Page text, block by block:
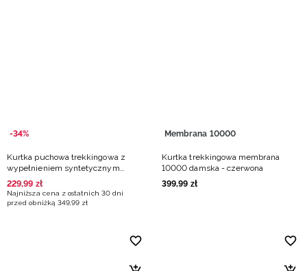
-34%
Kurtka puchowa trekkingowa z
wypełnieniem syntetycznym
damska - czerwona
229,99 zł
Najniższa cena z ostatnich 30 dni
przed obniżką 349,99 zł
Membrana 10000
Kurtka trekkingowa membrana
10000 damska - czerwona
399,99 zł